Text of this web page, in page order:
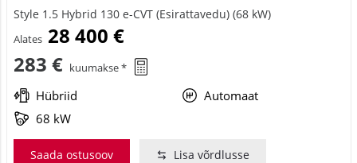
Style 1.5 Hybrid 130 e-CVT (Esirattavedu) (68 kW)
Alates 28 400 €
283 € kuumakse *
Hübriid
Automaat
68 kW
Saada ostusoov Lisa võrdlusse